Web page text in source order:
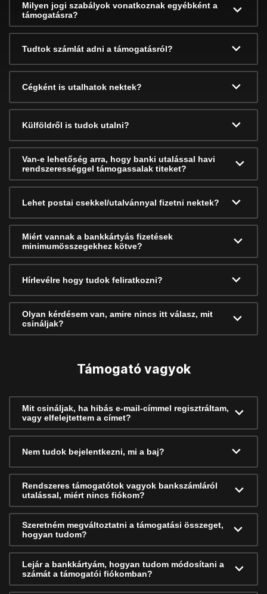
Milyen jogi szabályok vonatkoznak egyébként a
támogatásra?
Tudtok számlát adni a támogatásról?
Cégként is utalhatok nektek?
Külföldről is tudok utalni?
Van-e lehetőség arra, hogy banki utalással havi
rendszerességgel támogassalak titeket?
Lehet postai csekkel/utalvánnyal fizetni nektek?
Miért vannak a bankkártyás fizetések
minimumösszegekhez kötve?
Hírlevélre hogy tudok feliratkozni?
Olyan kérdésem van, amire nincs itt válasz, mit
csináljak?
Támogató vagyok
Mit csináljak, ha hibás e-mail-címmel regisztráltam,
vagy elfelejtettem a címet?
Nem tudok bejelentkezni, mi a baj?
Rendszeres támogatótok vagyok bankszámláról
utalással, miért nincs fiókom?
Szeretném megváltoztatni a támogatási összeget,
hogyan tudom?
Lejár a bankkártyám, hogyan tudom módosítani a
számát a támogatói fiókomban?